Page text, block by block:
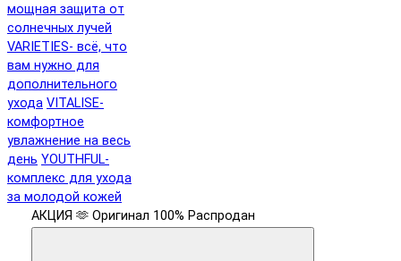
мощная защита от
солнечных лучей
VARIETIES- всё, что
вам нужно для
дополнительного
ухода VITALISE-
комфортное
увлажнение на весь
день YOUTHFUL-
комплекс для ухода
за молодой кожей
АКЦИЯ 🫶 Оригинал 100% Распродан